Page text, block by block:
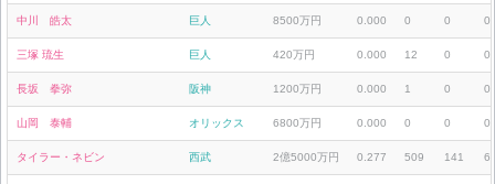
中川 皓太 巨人 8500万円 0.000 0 0 0
三塚 琉生 巨人 420万円 0.000 12 0 0
長坂 拳弥 阪神 1200万円 0.000 1 0 0
山岡 泰輔 オリックス 6800万円 0.000 0 0 0
タイラー・ネビン 西武 2億5000万円 0.277 509 141